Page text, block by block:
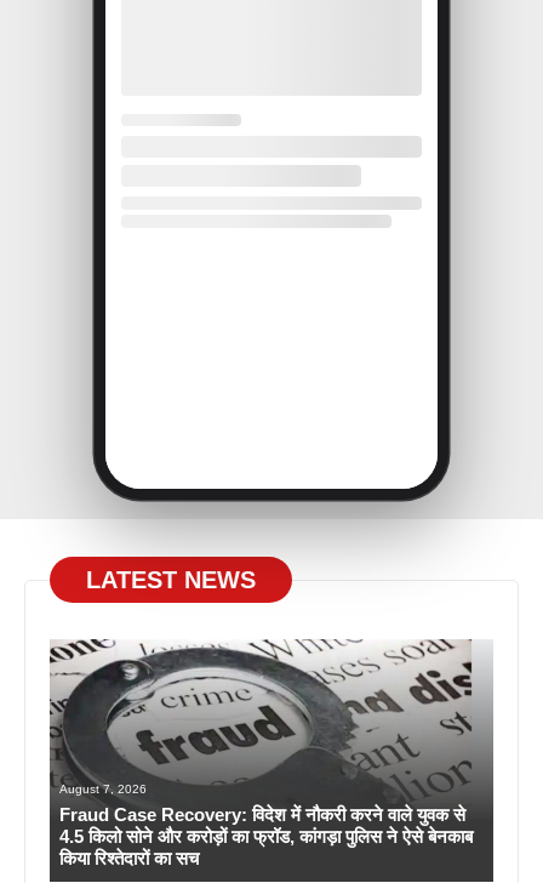
LATEST NEWS
August 7, 2026
Fraud Case Recovery: विदेश में नौकरी करने वाले युवक से
4.5 किलो सोने और करोड़ों का फ्रॉड, कांगड़ा पुलिस ने ऐसे बेनकाब
किया रिश्तेदारों का सच